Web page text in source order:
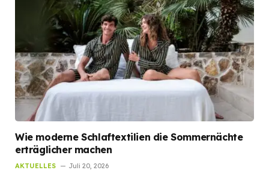
Wie moderne Schlaftextilien die Sommernächte
erträglicher machen
AKTUELLES Juli 20, 2026